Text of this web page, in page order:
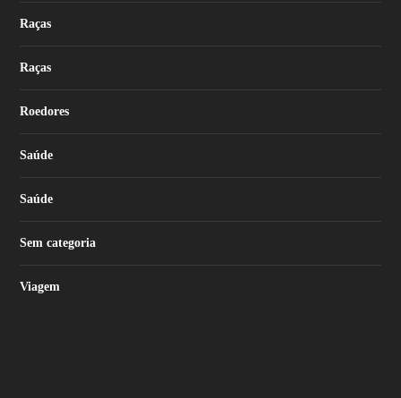
Raças
Raças
Roedores
Saúde
Saúde
Sem categoria
Viagem